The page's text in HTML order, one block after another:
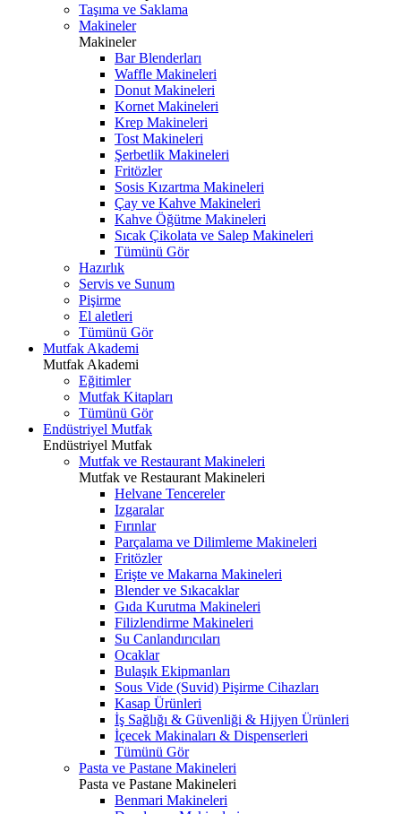
Taşıma ve Saklama
Makineler
Makineler
Bar Blenderları
Waffle Makineleri
Donut Makineleri
Kornet Makineleri
Krep Makineleri
Tost Makineleri
Şerbetlik Makineleri
Fritözler
Sosis Kızartma Makineleri
Çay ve Kahve Makineleri
Kahve Öğütme Makineleri
Sıcak Çikolata ve Salep Makineleri
Tümünü Gör
Hazırlık
Servis ve Sunum
Pişirme
El aletleri
Tümünü Gör
Mutfak Akademi
Mutfak Akademi
Eğitimler
Mutfak Kitapları
Tümünü Gör
Endüstriyel Mutfak
Endüstriyel Mutfak
Mutfak ve Restaurant Makineleri
Mutfak ve Restaurant Makineleri
Helvane Tencereler
Izgaralar
Fırınlar
Parçalama ve Dilimleme Makineleri
Fritözler
Erişte ve Makarna Makineleri
Blender ve Sıkacaklar
Gıda Kurutma Makineleri
Filizlendirme Makineleri
Su Canlandırıcıları
Ocaklar
Bulaşık Ekipmanları
Sous Vide (Suvid) Pişirme Cihazları
Kasap Ürünleri
İş Sağlığı & Güvenliği & Hijyen Ürünleri
İçecek Makinaları & Dispenserleri
Tümünü Gör
Pasta ve Pastane Makineleri
Pasta ve Pastane Makineleri
Benmari Makineleri